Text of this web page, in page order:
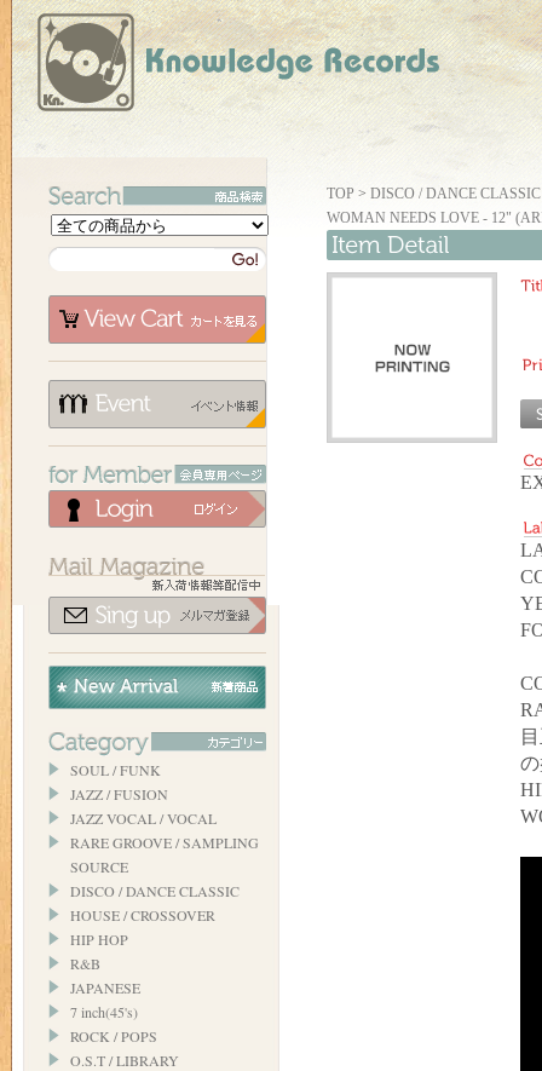
SOUL / FUNK
JAZZ / FUSION
JAZZ VOCAL / VOCAL
RARE GROOVE / SAMPLING
SOURCE
DISCO / DANCE CLASSIC
HOUSE / CROSSOVER
HIP HOP
R&B
JAPANESE
7 inch(45's)
ROCK / POPS
O.S.T / LIBRARY
TOP > DISCO / DANCE CLASSIC
WOMAN NEEDS LOVE - 12"